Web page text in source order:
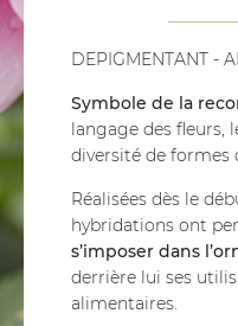
DEPIGMENTANT -
Symbole de la
langage des fleurs,
diversité de formes
Réalisées dès le
hybridations ont
s’imposer dans
derrière lui ses
alimentaires.